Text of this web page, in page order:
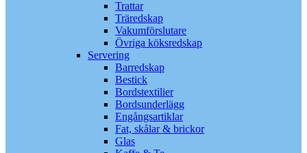
Trattar
Träredskap
Vakumförslutare
Övriga köksredskap
Servering
Barredskap
Bestick
Bordstextilier
Bordsunderlägg
Engångsartiklar
Fat, skålar & brickor
Glas